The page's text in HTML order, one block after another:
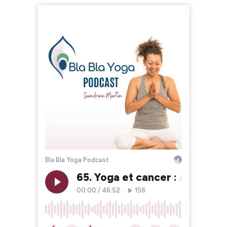
Bla Bla Yoga Podcast
65. Yoga et cancer :
00:00 / 46:52 158